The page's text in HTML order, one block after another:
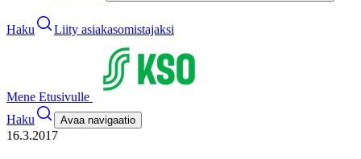
Haku Liity asiakasomistajaksi
Mene Etusivulle
Haku
Avaa navigaatio
16.3.2017